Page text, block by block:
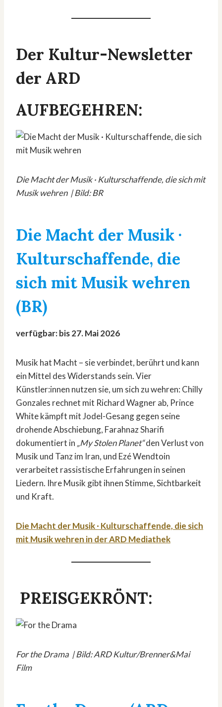
Der Kultur-Newsletter
der ARD
AUFBEGEHREN:
Die Macht der Musik · Kulturschaffende, die sich mit
Musik wehren | Bild: BR
Die Macht der Musik ·
Kulturschaffende, die
sich mit Musik wehren
(BR)
verfügbar: bis 27. Mai 2026
Musik hat Macht – sie verbindet, berührt und kann
ein Mittel des Widerstands sein. Vier
Künstler:innen nutzen sie, um sich zu wehren: Chilly
Gonzales rechnet mit Richard Wagner ab, Prince
White kämpft mit Jodel-Gesang gegen seine
drohende Abschiebung, Farahnaz Sharifi
dokumentiert in „My Stolen Planet“den Verlust von
Musik und Tanz im Iran, und Ezé Wendtoin
verarbeitet rassistische Erfahrungen in seinen
Liedern. Ihre Musik gibt ihnen Stimme, Sichtbarkeit
und Kraft.
Die Macht der Musik · Kulturschaffende, die sich
mit Musik wehren in der ARD Mediathek
PREISGEKRÖNT:
For the Drama | Bild: ARD Kultur/Brenner&Mai
Film